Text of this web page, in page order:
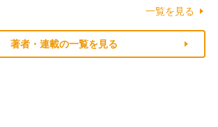
一覧を見る
著者・連載の一覧を見る